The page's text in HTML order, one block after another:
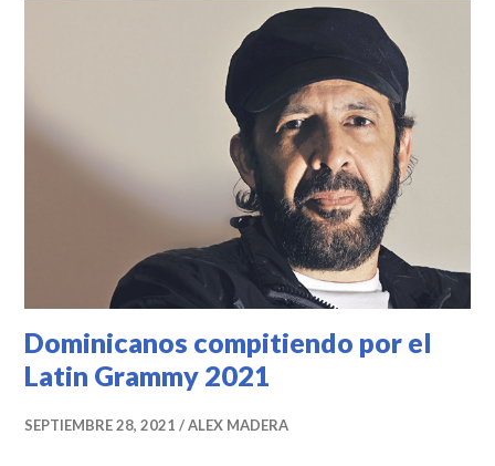
Dominicanos compitiendo por el
Latin Grammy 2021
SEPTIEMBRE 28, 2021 ALEX MADERA